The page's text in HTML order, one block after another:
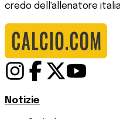
credo dell'allenatore
Notizie